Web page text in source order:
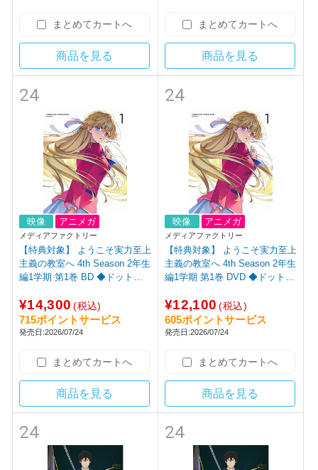
まとめてカートへ
商品を見る
まとめてカートへ
商品を見る
24
映像 アニメガ
メディアファクトリー
【特典対象】 ようこそ実力至上
主義の教室へ 4th Season 2年生
編1学期 第1巻 BD ◆ドットコ
マップ・アニメガ全巻連続購入
特典「アニメ描き下ろしイラス
ト使用B2ダブルスエードタペス
¥14,300 (税込)
715ポイントサービス
発売日:2026/07/24
まとめてカートへ
商品を見る
24
映像 アニメガ
メディアファクトリー
【特典対象】 ようこそ実力至上
主義の教室へ 4th Season 2年生
編1学期 第1巻 DVD ◆ドットコ
マップ・アニメガ全巻連続購入
特典「アニメ描き下ろしイラス
ト使用B2ダブルスエードタペス
¥12,100 (税込)
605ポイントサービス
発売日:2026/07/24
まとめてカートへ
商品を見る
24 24